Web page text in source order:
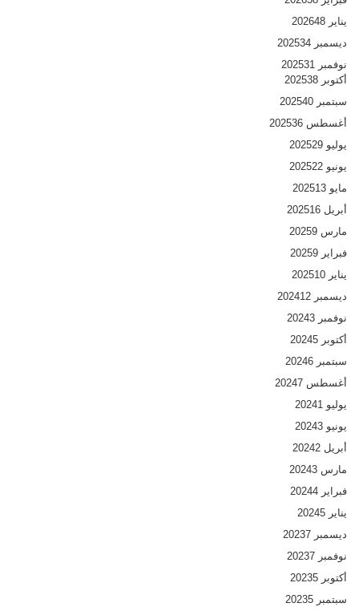
يناير 2026 48
ديسمبر 2025 34
نوفمبر 2025
31
أكتوبر 2025 38
سبتمبر 2025 40
أغسطس 2025 36
يوليو 2025 29
يونيو 2025 22
مايو 2025 13
أبريل 2025 16
مارس 2025 9
فبراير 2025 9
يناير 2025 10
ديسمبر 2024 12
نوفمبر 2024 3
أكتوبر 2024 5
سبتمبر 2024 6
أغسطس 2024 7
يوليو 2024 1
يونيو 2024 3
أبريل 2024 2
مارس 2024 3
فبراير 2024 4
يناير 2024 5
ديسمبر 2023 7
نوفمبر 2023 7
أكتوبر 2023 5
سبتمبر 2023 5